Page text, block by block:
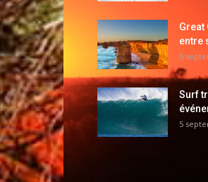
Great
entre
5
Surf
5